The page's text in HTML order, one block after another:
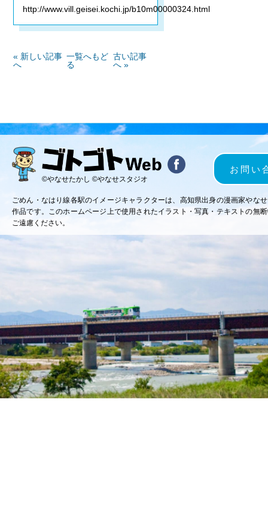
http://www.vill.geisei.kochi.jp/b10m00000324.html
« 新しい記事
へ
一覧へもど
る
古い記事
へ »
©やなせたかし ©やなせスタジオ
お問い
ごめん・なはり線各駅のイメージキャラクターは、高知県出身の漫画家やな
作品です。このホームページ上で使用されたイラスト・写真・テキストの無
ご遠慮ください。